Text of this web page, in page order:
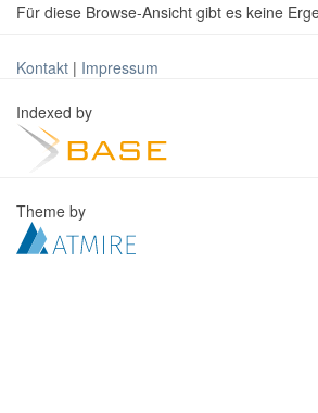
Für diese Browse-Ansicht gibt es keine
Kontakt | Impressum
Indexed by
Theme by